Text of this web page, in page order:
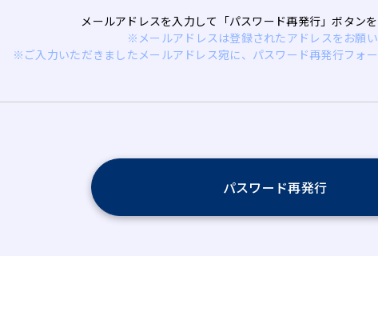
メールアドレスを入力して「パスワード再発行」ボタンを
※メールアドレスは登録されたアドレスをお願い
※ご入力いただきましたメールアドレス宛に、パスワード再発行フォー
パスワード再発行